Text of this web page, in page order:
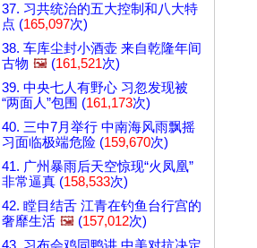
37. 习共统治的五大控制和八大特
点 (165,097次)
38. 车库尘封小酒壶 来自乾隆年间
古物 🖼️ (161,521次)
39. 中央七人有野心 习忽发现被
“两面人”包围 (161,173次)
40. 三中7月举行 中南海风雨飘摇
习面临极端危险 (159,670次)
41. 广州暴雨后天空惊现“火凤凰”
非常逼真 (158,533次)
42. 瞠目结舌 江青在钓鱼台行宫的
奢靡生活 🖼️ (157,012次)
43. 习布会鸡同鸭讲 中美对抗决定